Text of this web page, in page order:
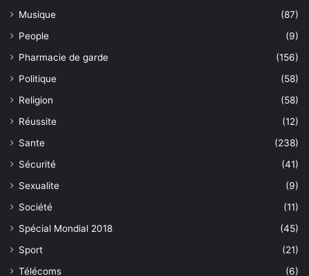
Musique
(87)
People
(9)
Pharmacie de garde
(156)
Politique
(58)
Religion
(58)
Réussite
(12)
Sante
(238)
Sécurité
(41)
Sexualite
(9)
Société
(11)
Spécial Mondial 2018
(45)
Sport
(21)
Télécoms
(6)